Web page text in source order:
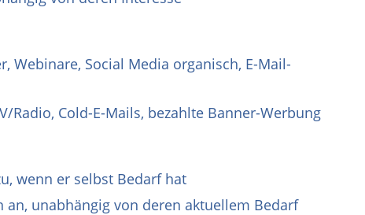
Webinare, Social Media organisch, E-Mail-
Radio, Cold-E-Mails, bezahlte Banner-Werbung
wenn er selbst Bedarf hat
unabhängig von deren aktuellem Bedarf